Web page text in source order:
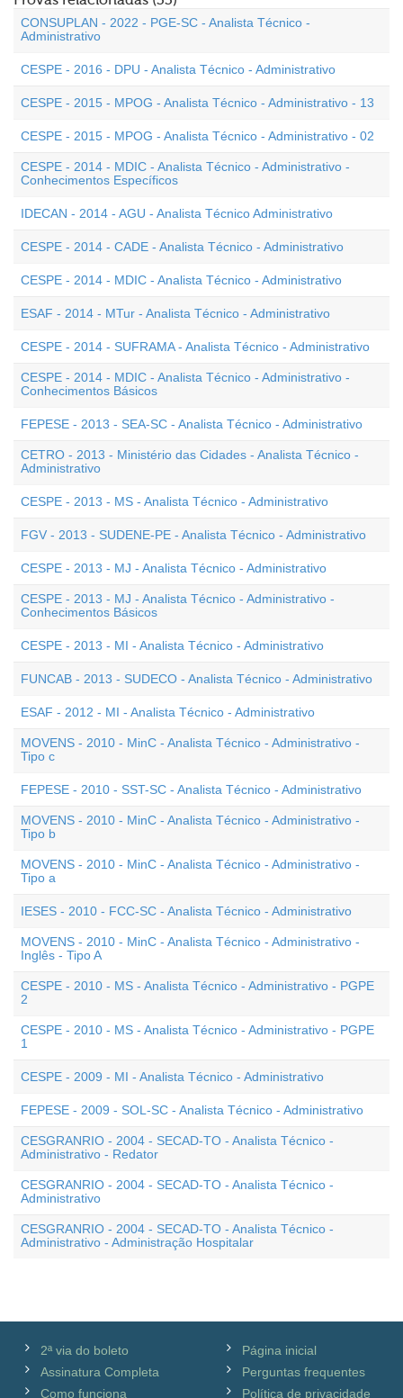
CONSUPLAN - 2022 - PGE-SC - Analista Técnico -
Administrativo
CESPE - 2016 - DPU - Analista Técnico - Administrativo
CESPE - 2015 - MPOG - Analista Técnico - Administrativo - 13
CESPE - 2015 - MPOG - Analista Técnico - Administrativo - 02
CESPE - 2014 - MDIC - Analista Técnico - Administrativo -
Conhecimentos Específicos
IDECAN - 2014 - AGU - Analista Técnico Administrativo
CESPE - 2014 - CADE - Analista Técnico - Administrativo
CESPE - 2014 - MDIC - Analista Técnico - Administrativo
ESAF - 2014 - MTur - Analista Técnico - Administrativo
CESPE - 2014 - SUFRAMA - Analista Técnico - Administrativo
CESPE - 2014 - MDIC - Analista Técnico - Administrativo -
Conhecimentos Básicos
FEPESE - 2013 - SEA-SC - Analista Técnico - Administrativo
CETRO - 2013 - Ministério das Cidades - Analista Técnico -
Administrativo
CESPE - 2013 - MS - Analista Técnico - Administrativo
FGV - 2013 - SUDENE-PE - Analista Técnico - Administrativo
CESPE - 2013 - MJ - Analista Técnico - Administrativo
CESPE - 2013 - MJ - Analista Técnico - Administrativo -
Conhecimentos Básicos
CESPE - 2013 - MI - Analista Técnico - Administrativo
FUNCAB - 2013 - SUDECO - Analista Técnico - Administrativo
ESAF - 2012 - MI - Analista Técnico - Administrativo
MOVENS - 2010 - MinC - Analista Técnico - Administrativo -
Tipo c
FEPESE - 2010 - SST-SC - Analista Técnico - Administrativo
MOVENS - 2010 - MinC - Analista Técnico - Administrativo -
Tipo b
MOVENS - 2010 - MinC - Analista Técnico - Administrativo -
Tipo a
IESES - 2010 - FCC-SC - Analista Técnico - Administrativo
MOVENS - 2010 - MinC - Analista Técnico - Administrativo -
Inglês - Tipo A
CESPE - 2010 - MS - Analista Técnico - Administrativo - PGPE
2
CESPE - 2010 - MS - Analista Técnico - Administrativo - PGPE
1
CESPE - 2009 - MI - Analista Técnico - Administrativo
FEPESE - 2009 - SOL-SC - Analista Técnico - Administrativo
CESGRANRIO - 2004 - SECAD-TO - Analista Técnico -
Administrativo - Redator
CESGRANRIO - 2004 - SECAD-TO - Analista Técnico -
Administrativo
CESGRANRIO - 2004 - SECAD-TO - Analista Técnico -
Administrativo - Administração Hospitalar
2ª via do boleto
Assinatura Completa
Como funciona
Página inicial
Perguntas frequentes
Política de privacidade